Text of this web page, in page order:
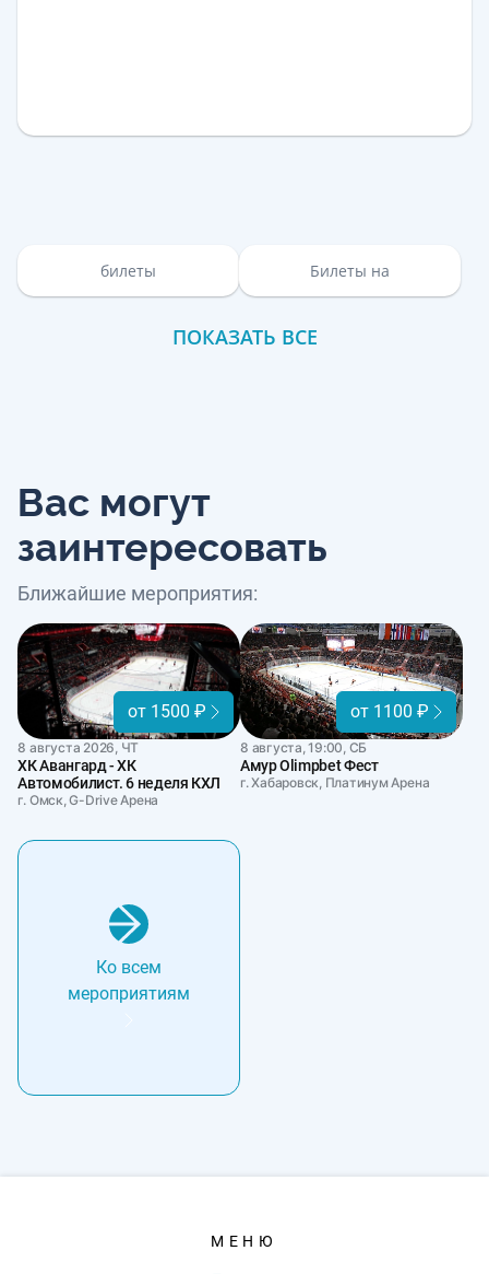
билеты Билеты на
ПОКАЗАТЬ ВСЕ
Вас могут
заинтересовать
Ближайшие мероприятия:
от 1500 ₽
8 августа 2026, ЧТ
ХК Авангард - ХК
Автомобилист. 6 неделя КХЛ
г. Омск, G-Drive Арена
от 1100 ₽
8 августа, 19:00, СБ
Амур Olimpbet Фест
г. Хабаровск, Платинум Арена
Ко всем
мероприятиям
МЕНЮ